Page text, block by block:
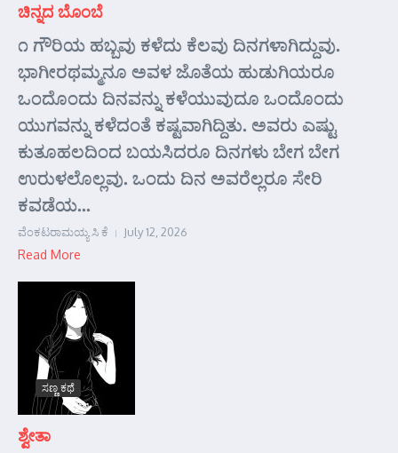
ಚಿನ್ನದ ಬೊಂಬೆ
೧ ಗೌರಿಯ ಹಬ್ಬವು ಕಳೆದು ಕೆಲವು ದಿನಗಳಾಗಿದ್ದುವು.
ಭಾಗೀರಥಮ್ಮನೂ ಅವಳ ಜೊತೆಯ ಹುಡುಗಿಯರೂ
ಒಂದೊಂದು ದಿನವನ್ನು ಕಳೆಯುವುದೂ ಒಂದೊಂದು
ಯುಗವನ್ನು ಕಳೆದಂತೆ ಕಷ್ಟವಾಗಿದ್ದಿತು. ಅವರು ಎಷ್ಟು
ಕುತೂಹಲದಿಂದ ಬಯಸಿದರೂ ದಿನಗಳು ಬೇಗ ಬೇಗ
ಉರುಳಲೊಲ್ಲವು. ಒಂದು ದಿನ ಅವರೆಲ್ಲರೂ ಸೇರಿ
ಕವಡೆಯ...
ವೆಂಕಟರಾಮಯ್ಯ ಸಿ ಕೆ July 12, 2026
Read More
ಸಣ್ಣ ಕಥೆ
ಶ್ವೇತಾ